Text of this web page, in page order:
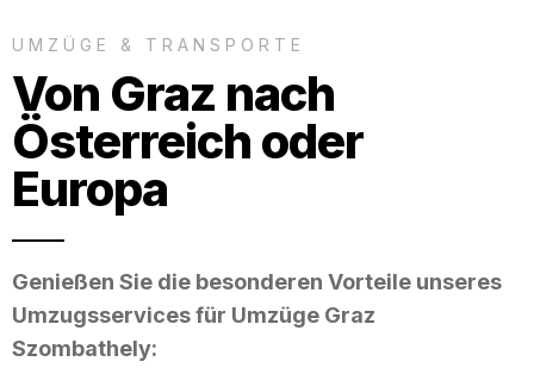
UMZÜGE & TRANSPORTE
Von Graz nach
Österreich oder
Europa
Genießen Sie die besonderen Vorteile unseres
Umzugsservices für Umzüge Graz
Szombathely: